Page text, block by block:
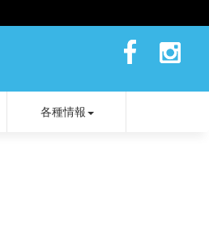
各種情報